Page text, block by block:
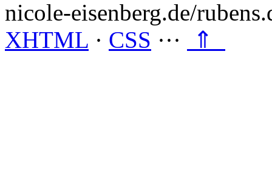
nicole-eisenberg.de/
XHTML · CSS ··· ⇑